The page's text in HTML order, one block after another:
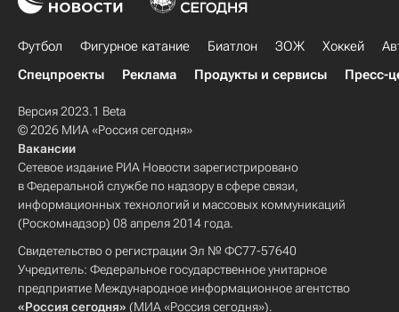
Футбол Фигурное катание Биатлон ЗОЖ Хоккей
Спецпроекты
Реклама Продукты и сервисы Пресс-
Версия 2023.1 Beta
© 2026 МИА «Россия сегодня»
Вакансии
Сетевое издание РИА Новости зарегистрировано
в Федеральной службе по надзору в сфере связи,
информационных технологий и массовых коммуникаций
(Роскомнадзор) 08 апреля 2014 года.
Свидетельство о регистрации Эл № ФС77-57640
Учредитель: Федеральное государственное унитарное
предприятие Международное информационное агентство
«Россия сегодня» (МИА «Россия сегодня»).